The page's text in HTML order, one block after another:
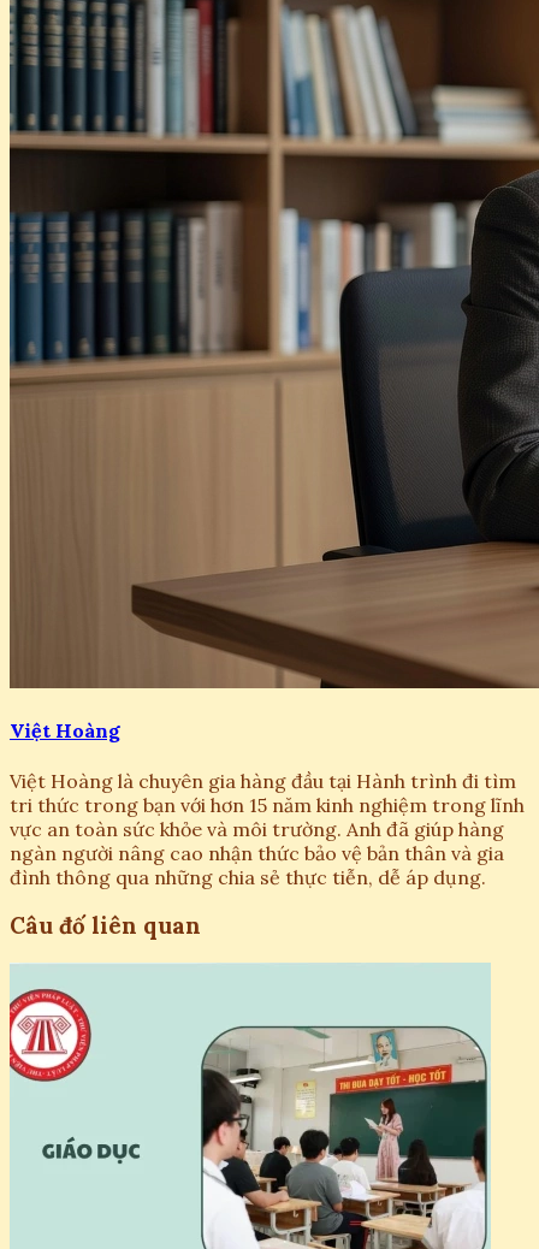
Việt Hoàng
Việt Hoàng là chuyên gia hàng đầu tại Hành trình đi tìm
tri thức trong bạn với hơn 15 năm kinh nghiệm trong lĩnh
vực an toàn sức khỏe và môi trường. Anh đã giúp hàng
ngàn người nâng cao nhận thức bảo vệ bản thân và gia
đình thông qua những chia sẻ thực tiễn, dễ áp dụng.
Câu đố liên quan